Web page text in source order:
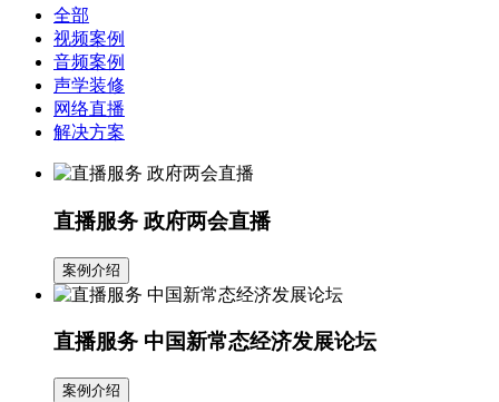
全部
视频案例
音频案例
声学装修
网络直播
解决方案
直播服务 政府两会直播
案例介绍
直播服务 中国新常态经济发展论坛
案例介绍